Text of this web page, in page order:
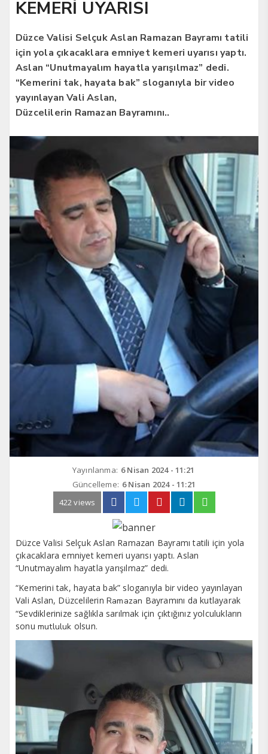
KEMERİ UYARISI
Düzce Valisi Selçuk Aslan Ramazan Bayramı tatili
için yola çıkacaklara emniyet kemeri uyarısı yaptı.
Aslan “Unutmayalım hayatla yarışılmaz” dedi.
“Kemerini tak, hayata bak” sloganıyla bir video
yayınlayan Vali Aslan,
Düzcelilerin Ramazan Bayramını..
Yayınlanma: 6 Nisan 2024 - 11:21
Güncelleme: 6 Nisan 2024 - 11:21
422 views
Düzce Valisi Selçuk Aslan Ramazan Bayramı tatili için yola
çıkacaklara emniyet kemeri uyarısı yaptı. Aslan
“Unutmayalım hayatla yarışılmaz” dedi.
“Kemerini tak, hayata bak” sloganıyla bir video yayınlayan
Vali Aslan, Düzcelilerin Ramazan Bayramını da kutlayarak
“Sevdiklerinize sağlıkla sarılmak için çıktığınız yolculukların
sonu mutluluk olsun.